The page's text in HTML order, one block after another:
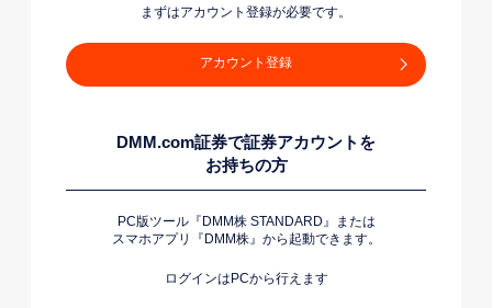
まずはアカウント登録が必要です。
アカウント登録
DMM.com証券で証券アカウントを
お持ちの方
PC版ツール『DMM株 STANDARD』または
スマホアプリ『DMM株』から起動できます。
ログインはPCから行えます